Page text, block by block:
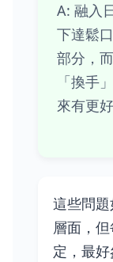
A: 融入
下達鬆
部分，
「換手
來有更好
這些問
層面，
定，最